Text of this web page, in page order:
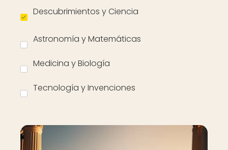
Descubrimientos y Ciencia
Astronomía y Matemáticas
Medicina y Biología
Tecnología y Invenciones